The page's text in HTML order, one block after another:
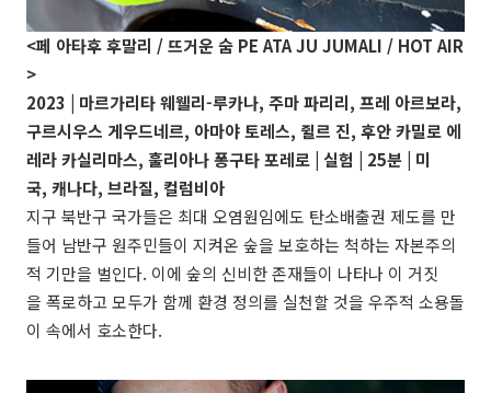
<페 아타후 후말리 / 뜨거운 숨 PE ATA JU JUMALI / HOT AIR
>
2023 | 마르가리타 웨웰리-루카나, 주마 파리리, 프레 아르보라,
구르시우스 게우드네르, 아마야 토레스, 쥘르 진, 후안 카밀로 에
레라 카실리마스, 훌리아나 퐁구타 포레로 | 실험 | 25분 | 미
국, 캐나다, 브라질, 컬럼비아
지구 북반구 국가들은 최대 오염원임에도 탄소배출권 제도를 만
들어 남반구 원주민들이 지켜온 숲을 보호하는 척하는 자본주의
적 기만을 벌인다. 이에 숲의 신비한 존재들이 나타나 이 거짓
을 폭로하고 모두가 함께 환경 정의를 실천할 것을 우주적 소용돌
이 속에서 호소한다.